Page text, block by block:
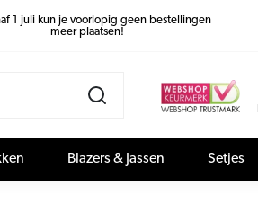
1 juli kun je voorlopig geen bestellingen
meer plaatsen!
Blazers & Jassen Setjes